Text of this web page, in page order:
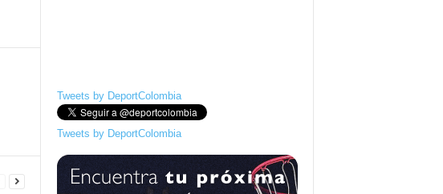
Tweets by DeportColombia
Tweets by DeportColombia